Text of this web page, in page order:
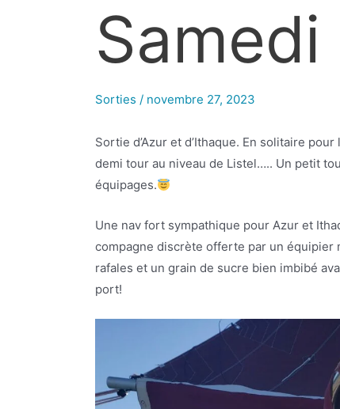
Sorties / novembre 27, 2023
Sortie d’Azur et d’Ithaque. En solitaire
demi tour au niveau de Listel….. Un petit
équipages.
Une nav fort sympathique pour Azur et
compagne discrète offerte par un équipier
rafales et un grain de sucre bien imbibé
port!